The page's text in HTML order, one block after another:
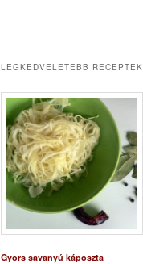
LEGKEDVELETEBB RECEPTEK
Gyors savanyú káposzta